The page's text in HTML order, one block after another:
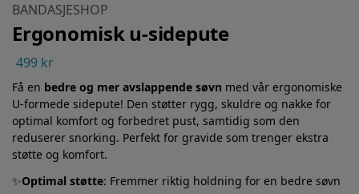
BANDASJESHOP
Ergonomisk u-sidepute
499 kr
Få en bedre og mer avslappende søvn med vår ergonomiske
U-formede sidepute! Den støtter rygg, skuldre og nakke for
optimal komfort og forbedret pust, samtidig som den
reduserer snorking. Perfekt for gravide som trenger ekstra
støtte og komfort.
✨Optimal støtte: Fremmer riktig holdning for en bedre søvn